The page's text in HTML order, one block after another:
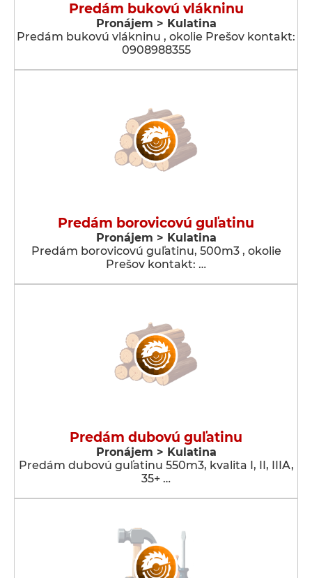
Predám bukovú vlákninu
Pronájem > Kulatina
Predám bukovú vlákninu , okolie Prešov kontakt:
0908988355
Predám borovicovú guľatinu
Pronájem > Kulatina
Predám borovicovú guľatinu, 500m3 , okolie
Prešov kontakt: …
Predám dubovú guľatinu
Pronájem > Kulatina
Predám dubovú guľatinu 550m3, kvalita I, II, IIIA,
35+ …